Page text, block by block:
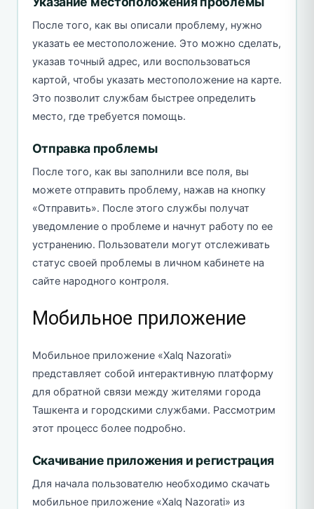
После того, как вы описали проблему, нужно
указать ее местоположение. Это можно сделать,
указав точный адрес, или воспользоваться
картой, чтобы указать местоположение на карте.
Это позволит службам быстрее определить
место, где требуется помощь.
Отправка проблемы
После того, как вы заполнили все поля, вы
можете отправить проблему, нажав на кнопку
«Отправить». После этого службы получат
уведомление о проблеме и начнут работу по ее
устранению. Пользователи могут отслеживать
статус своей проблемы в личном кабинете на
сайте народного контроля.
Мобильное приложение
Мобильное приложение «Xalq Nazorati»
представляет собой интерактивную платформу
для обратной связи между жителями города
Ташкента и городскими службами. Рассмотрим
этот процесс более подробно.
Скачивание приложения и регистрация
Для начала пользователю необходимо скачать
мобильное приложение «Xalq Nazorati» из